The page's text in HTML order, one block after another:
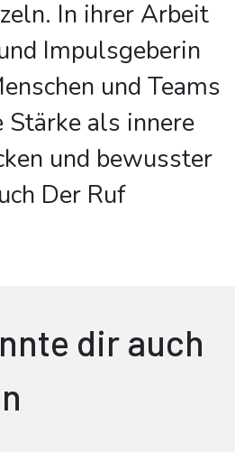
In ihrer Arbeit
Impulsgeberin
und Teams
Stärke als innere
und bewusster
Der Ruf
dir auch